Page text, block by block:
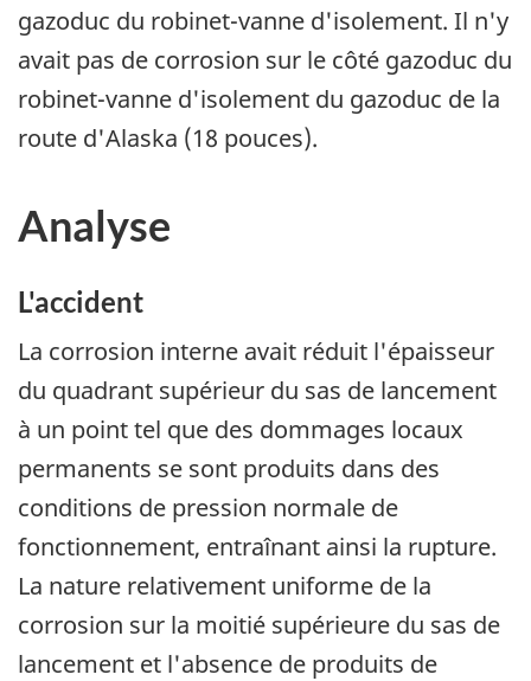
gazoduc du robinet-vanne d'isolement. Il n'y
avait pas de corrosion sur le côté gazoduc du
robinet-vanne d'isolement du gazoduc de la
route d'Alaska (18 pouces).
Analyse
L'accident
La corrosion interne avait réduit l'épaisseur
du quadrant supérieur du sas de lancement
à un point tel que des dommages locaux
permanents se sont produits dans des
conditions de pression normale de
fonctionnement, entraînant ainsi la rupture.
La nature relativement uniforme de la
corrosion sur la moitié supérieure du sas de
lancement et l'absence de produits de